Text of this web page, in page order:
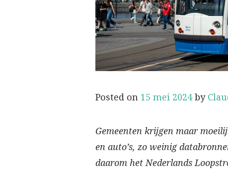
Posted on 15 mei 2024by
Gemeenten krijgen maar
en auto’s, zo weinig
daarom het Nederlands